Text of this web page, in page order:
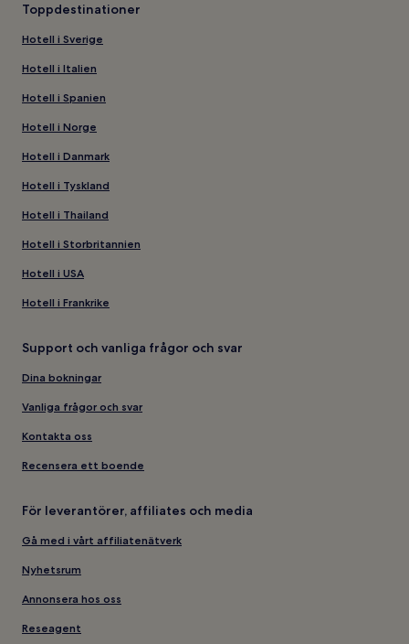
Toppdestinationer
Hotell i Sverige
Hotell i Italien
Hotell i Spanien
Hotell i Norge
Hotell i Danmark
Hotell i Tyskland
Hotell i Thailand
Hotell i Storbritannien
Hotell i USA
Hotell i Frankrike
Support och vanliga frågor och svar
Dina bokningar
Vanliga frågor och svar
Kontakta oss
Recensera ett boende
För leverantörer, affiliates och media
Gå med i vårt affiliatenätverk
Nyhetsrum
Annonsera hos oss
Reseagent